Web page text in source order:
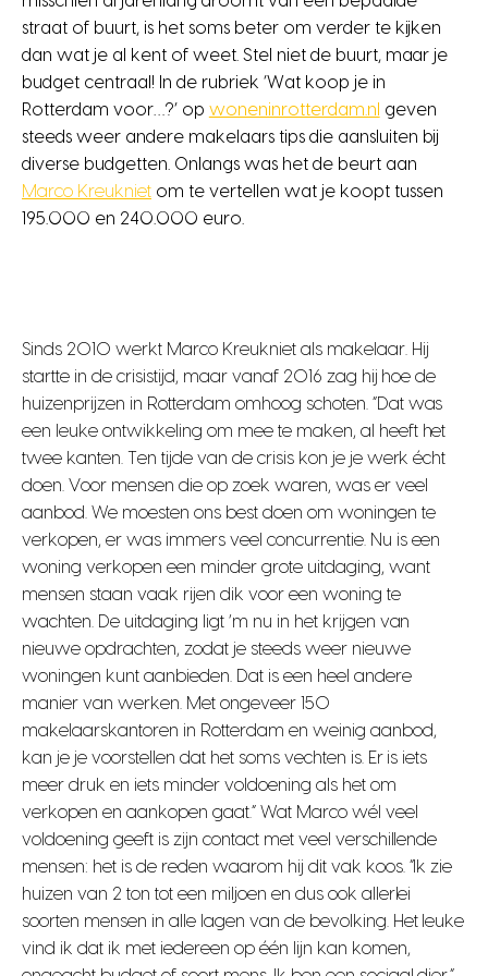
straat of buurt, is het soms beter om verder te kijken
dan wat je al kent of weet. Stel niet de buurt, maar je
budget centraal! In de rubriek ‘Wat koop je in
Rotterdam voor…?’ op woneninrotterdam.nl geven
steeds weer andere makelaars tips die aansluiten bij
diverse budgetten. Onlangs was het de beurt aan
Marco Kreuknietom te vertellen wat je koopt tussen
195.000 en 240.000 euro.
Sinds 2010 werkt Marco Kreukniet als makelaar. Hij
startte in de crisistijd, maar vanaf 2016 zag hij hoe de
huizenprijzen in Rotterdam omhoog schoten. “Dat was
een leuke ontwikkeling om mee te maken, al heeft het
twee kanten. Ten tijde van de crisis kon je je werk écht
doen. Voor mensen die op zoek waren, was er veel
aanbod. We moesten ons best doen om woningen te
verkopen, er was immers veel concurrentie. Nu is een
woning verkopen een minder grote uitdaging, want
mensen staan vaak rijen dik voor een woning te
wachten. De uitdaging ligt ‘m nu in het krijgen van
nieuwe opdrachten, zodat je steeds weer nieuwe
woningen kunt aanbieden. Dat is een heel andere
manier van werken. Met ongeveer 150
makelaarskantoren in Rotterdam en weinig aanbod,
kan je je voorstellen dat het soms vechten is. Er is iets
meer druk en iets minder voldoening als het om
verkopen en aankopen gaat.” Wat Marco wél veel
voldoening geeft is zijn contact met veel verschillende
mensen: het is de reden waarom hij dit vak koos. “Ik zie
huizen van 2 ton tot een miljoen en dus ook allerlei
soorten mensen in alle lagen van de bevolking. Het leuke
vind ik dat ik met iedereen op één lijn kan komen,